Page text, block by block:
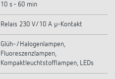
10 s - 60 min
Relais 230 V/10 A µ-Kontakt
Glüh-/Halogenlampen,
Fluoreszenzlampen,
Kompaktleuchtstofflampen, LEDs